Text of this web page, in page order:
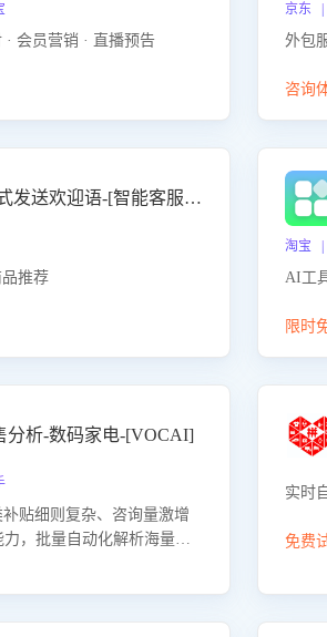
会员营销 · 直播预告
京东
外包
咨询
京东-卡片样式发送欢迎语-[智能客服机器人]
推荐
淘宝
AI工
限时
分析-数码家电-[VOCAI]
贴细则复杂、咨询量激增
，批量自动化解析海量客
，深度洞察决策动因。同
实时
免费